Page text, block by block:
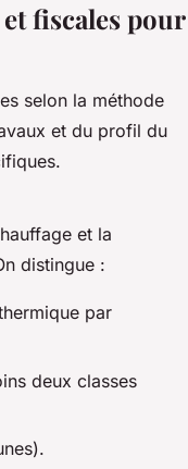
fiscales pour
selon la méthode
et du profil du
et la
distingue :
par
deux classes